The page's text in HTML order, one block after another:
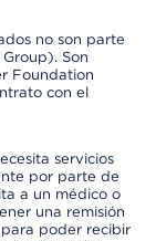
no son parte
Son
Foundation
con el
servicios
por parte de
a un médico o
una remisión
poder recibir